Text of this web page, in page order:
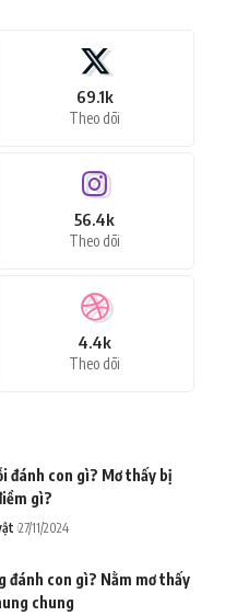
69.1k
Theo dõi
56.4k
Theo dõi
4.4k
Theo dõi
đánh con gì? Mơ thấy bị
gì?
27/11/2024
đánh con gì? Nằm mơ thấy
chung